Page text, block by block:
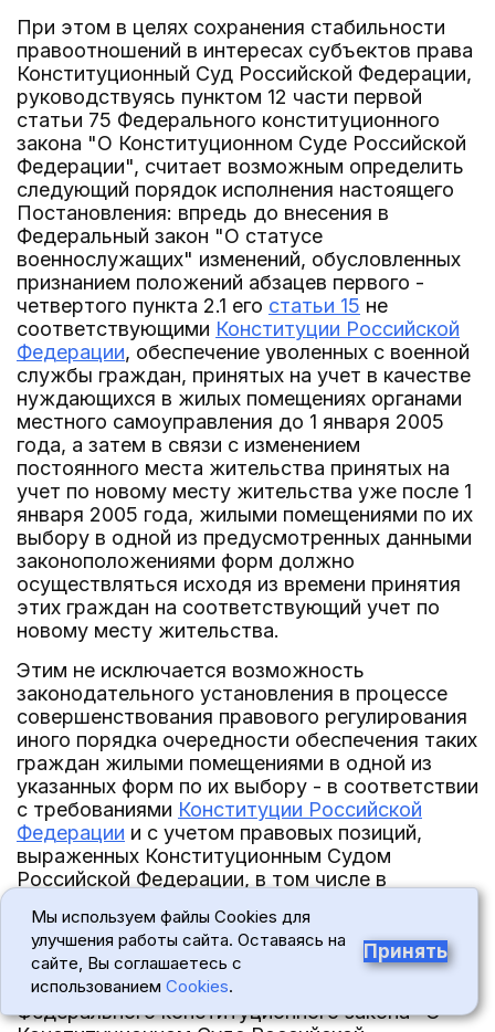
При этом в целях сохранения стабильности
правоотношений в интересах субъектов права
Конституционный Суд Российской Федерации,
руководствуясь пунктом 12 части первой
статьи 75 Федерального конституционного
закона "О Конституционном Суде Российской
Федерации", считает возможным определить
следующий порядок исполнения настоящего
Постановления: впредь до внесения в
Федеральный закон "О статусе
военнослужащих" изменений, обусловленных
признанием положений абзацев первого -
четвертого пункта 2.1 его статьи 15 не
соответствующими Конституции Российской
Федерации, обеспечение уволенных с военной
службы граждан, принятых на учет в качестве
нуждающихся в жилых помещениях органами
местного самоуправления до 1 января 2005
года, а затем в связи с изменением
постоянного места жительства принятых на
учет по новому месту жительства уже после 1
января 2005 года, жилыми помещениями по их
выбору в одной из предусмотренных данными
законоположениями форм должно
осуществляться исходя из времени принятия
этих граждан на соответствующий учет по
новому месту жительства.
Этим не исключается возможность
законодательного установления в процессе
совершенствования правового регулирования
иного порядка очередности обеспечения таких
граждан жилыми помещениями в одной из
указанных форм по их выбору - в соответствии
с требованиями Конституции Российской
Федерации и с учетом правовых позиций,
выраженных Конституционным Судом
Российской Федерации, в том числе в
Исходя из изложенного и руководствуясь
статьей 47.1, частью второй статьи 71,
статьями 72, 74, 75, 78, 79, 87 и 100
Федерального конституционного закона "О
Мы используем файлы Cookies для
улучшения работы сайта. Оставаясь на
сайте, Вы соглашаетесь с
использованием Cookies.
Принять